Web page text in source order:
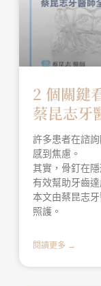
2 個關鍵
蔡昆志牙
許多患者在諮
感到焦慮。
其實，骨釘在
有效幫助牙齒達
本文由蔡昆志
照護。
閱讀更多 →